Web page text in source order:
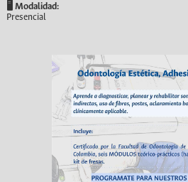
🖥️ Modalidad:
Presencial